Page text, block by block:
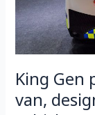
King Gen
van,
be
a
multi-
purpose
vehicle,
Bangkok